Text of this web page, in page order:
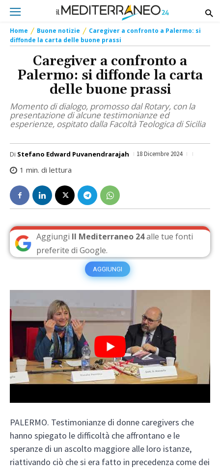
Home Buone notizie
Caregiver a confronto a Palermo: si
diffonde la carta delle buone prassi
Caregiver a confronto a
Palermo: si diffonde la carta
delle buone prassi
Momento di dialogo, promosso dal Rotary, con la
presentazione di alcune testimonianze ed
esperienze, ospitato dalla Facoltà Teologica di Sicilia
Di Stefano Edward Puvanendrarajah 18 Dicembre 2024
1 min. di lettura
Aggiungi Il Mediterraneo 24alle tue fonti
preferite di Google.
AGGIUNGI
PALERMO. Testimonianze di donne caregivers che
hanno spiegato le difficoltà che affrontano e le
speranze di un ascolto maggiore alle loro istanze,
riattivando ciò che si era fatto in precedenza come dei